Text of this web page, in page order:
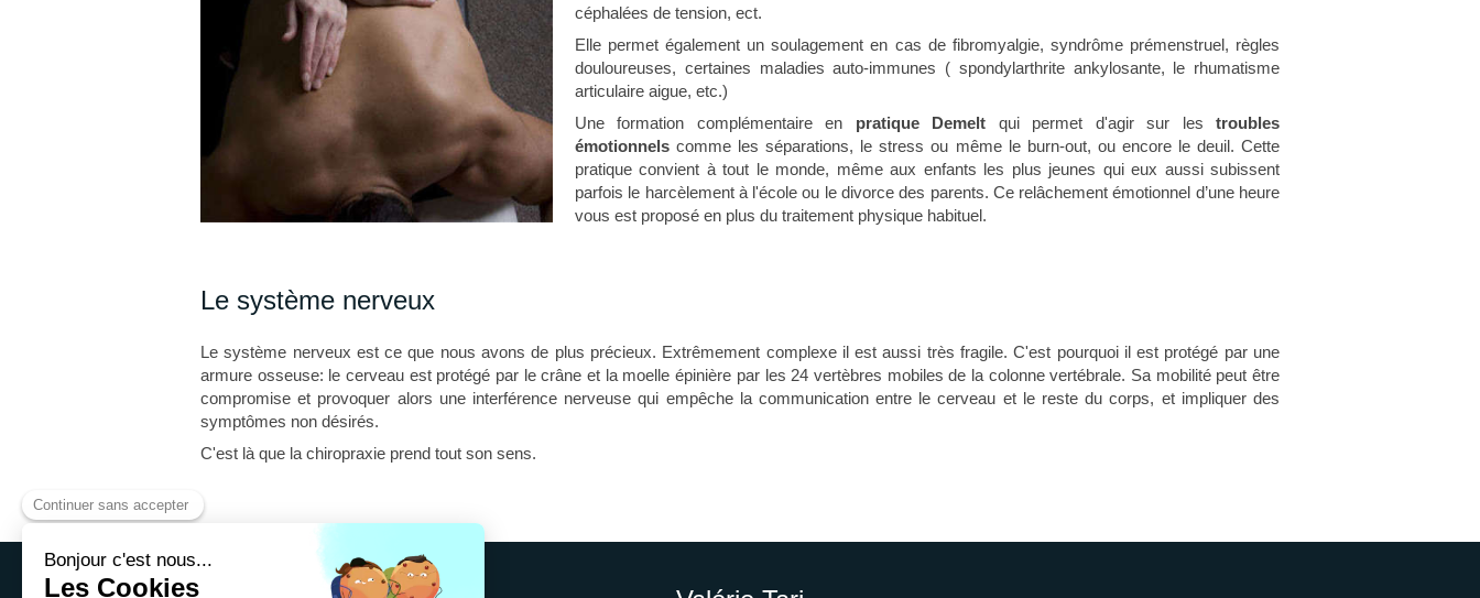
céphalées de tension, ect.
Elle permet également un soulagement en cas de fibromyalgie, syndrôme prémenstruel, règles
douloureuses, certaines maladies auto-immunes ( spondylarthrite ankylosante, le rhumatisme
articulaire aigue, etc.)
Une formation complémentaire en pratique Demelt qui permet d'agir sur lestroubles
émotionnels comme les séparations, le stress ou même le burn-out, ou encore le deuil. Cette
pratique convient à tout le monde, même aux enfants les plus jeunes qui eux aussi subissent
parfois le harcèlement à l'école ou le divorce des parents. Ce relâchement émotionnel d’une heure
vous est proposé en plus du traitement physique habituel.
Le système nerveux
Le système nerveux est ce que nous avons de plus précieux. Extrêmement complexe il est aussi très fragile. C'est pourquoi il est protégé par une
armure osseuse: le cerveau est protégé par le crâne et la moelle épinière par les 24 vertèbres mobiles de la colonne vertébrale. Sa mobilité peut être
compromise et provoquer alors une interférence nerveuse qui empêche la communication entre le cerveau et le reste du corps, et impliquer des
symptômes non désirés.
C'est là que la chiropraxie prend tout son sens.